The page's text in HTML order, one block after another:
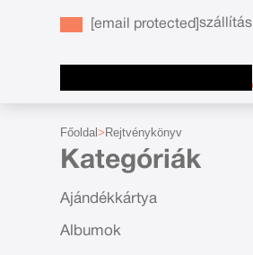
[email protected]szállítás
Főoldal Rejtvénykönyv
Kategóriák
Ajándékkártya
Albumok